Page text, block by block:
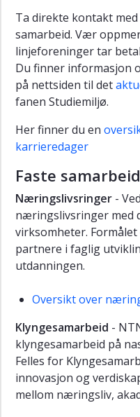
Ta direkte kontakt
samarbeid. Vær
linjeforeninger tar
Du finner informasjon
på nettsiden til det
fanen Studiemiljø.
Her finner du en
karrieredager
Faste
Næringslivsringer -
næringslivsringer med
virksomheter.
partnere i faglig
utdanningen.
Oversikt over
Klyngesamarbeid -
klyngesamarbeid på
Felles for
innovasjon og
mellom næringsliv,